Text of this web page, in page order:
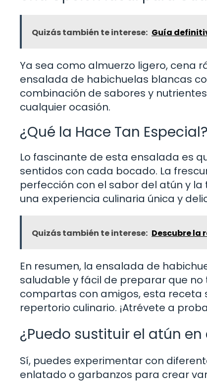
Quizás también te interese: Guía
Ya sea como almuerzo ligero, cena
ensalada de habichuelas blancas
combinación de sabores y
cualquier ocasión.
¿Qué la Hace Tan Especial?
Lo fascinante de esta ensalada es
sentidos con cada bocado. La
perfección con el sabor del atún y
una experiencia culinaria única y
Quizás también te interese: Descubre la
En resumen, la ensalada de
saludable y fácil de preparar que
compartas con amigos, esta receta
repertorio culinario. ¡Atrévete a
¿Puedo sustituir el atún
Sí, puedes experimentar con
enlatado o garbanzos para crear